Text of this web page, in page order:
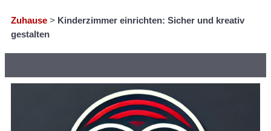
Zuhause > Kinderzimmer einrichten: Sicher und kreativ
gestalten